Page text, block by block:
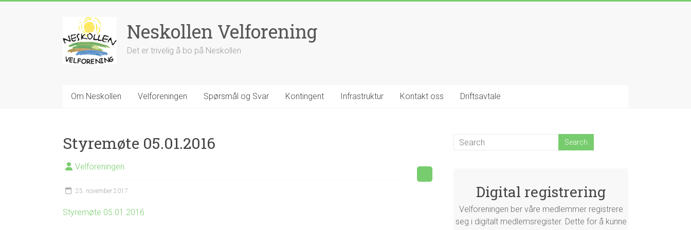
Neskollen Velforening
Det er trivelig å bo på Neskollen
Om Neskollen Velforeningen Spørsmål og Svar Kontingent Infrastruktur Kontakt oss Driftsavtale
Styremøte 05.01.2016
Velforeningen
25. november 2017
Styremøte 05.01.2016
Digital registrering
Velforeningen ber våre medlemmer registrere
seg i digitalt medlemsregister. Dette for å kunne